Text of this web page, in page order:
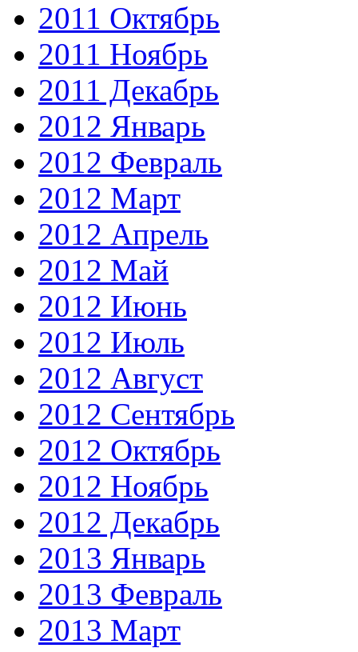
2011 Октябрь
2011 Ноябрь
2011 Декабрь
2012 Январь
2012 Февраль
2012 Март
2012 Апрель
2012 Май
2012 Июнь
2012 Июль
2012 Август
2012 Сентябрь
2012 Октябрь
2012 Ноябрь
2012 Декабрь
2013 Январь
2013 Февраль
2013 Март